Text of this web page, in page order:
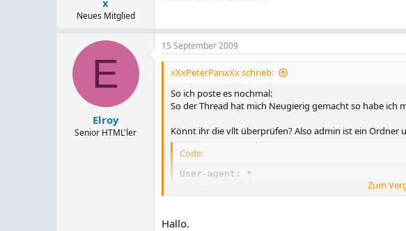
x
Neues Mitglied
E
Elroy
Senior HTML'ler
15 September 2009
xXxPeterPanxXx schrieb:
So ich poste es nochmal:
So der Thread hat mich Neugierig gemacht so habe ich
Könnt ihr die vllt überprüfen? Also admin ist ein Ordner
Code:
User-agent: *
Disallow: /kontakt.php
Zum
Hallo.